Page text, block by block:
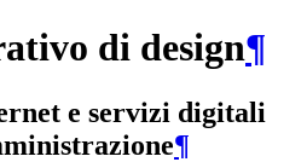
di design¶
e servizi digitali
¶